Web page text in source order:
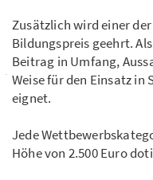
Zusätzlich wird einer
Bildungspreis geehrt.
Beitrag in Umfang,
Weise für den Einsatz
eignet.
Jede
Höhe von 2.500 Euro